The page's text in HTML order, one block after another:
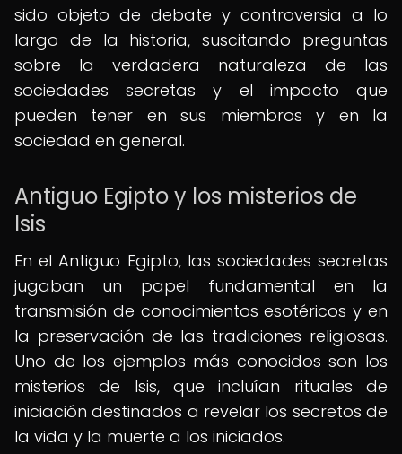
sido objeto de debate y controversia a lo
largo de la historia, suscitando preguntas
sobre la verdadera naturaleza de las
sociedades secretas y el impacto que
pueden tener en sus miembros y en la
sociedad en general.
Antiguo Egipto y los misterios de
Isis
En el Antiguo Egipto, las sociedades secretas
jugaban un papel fundamental en la
transmisión de conocimientos esotéricos y en
la preservación de las tradiciones religiosas.
Uno de los ejemplos más conocidos son los
misterios de Isis, que incluían rituales de
iniciación destinados a revelar los secretos de
la vida y la muerte a los iniciados.